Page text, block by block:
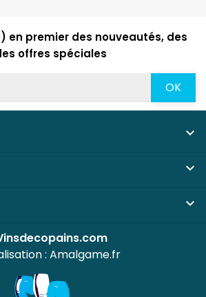
en premier des nouveautés, des
offres spéciales



: Amalgame.fr